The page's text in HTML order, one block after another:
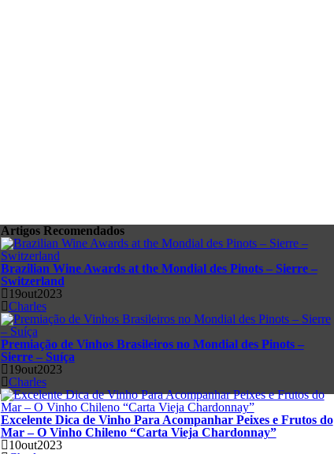
Artigos Recomendados
Brazilian Wine Awards at the Mondial des Pinots – Sierre –
Switzerland
19out2023
Charles
Premiação de Vinhos Brasileiros no Mondial des Pinots –
Sierre – Suíça
19out2023
Charles
Excelente Dica de Vinho Para Acompanhar Peixes e Frutos do
Mar – O Vinho Chileno “Carta Vieja Chardonnay”
10out2023